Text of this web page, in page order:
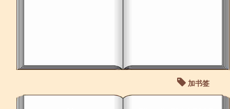
加书签